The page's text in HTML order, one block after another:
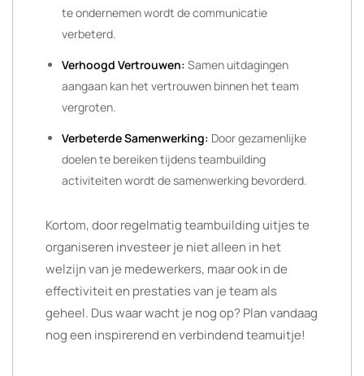
te ondernemen wordt de communicatie
verbeterd.
Verhoogd Vertrouwen: Samen uitdagingen
aangaan kan het vertrouwen binnen het team
vergroten.
Verbeterde Samenwerking: Door gezamenlijke
doelen te bereiken tijdens teambuilding
activiteiten wordt de samenwerking bevorderd.
Kortom, door regelmatig teambuilding uitjes te
organiseren investeer je niet alleen in het
welzijn van je medewerkers, maar ook in de
effectiviteit en prestaties van je team als
geheel. Dus waar wacht je nog op? Plan vandaag
nog een inspirerend en verbindend teamuitje!